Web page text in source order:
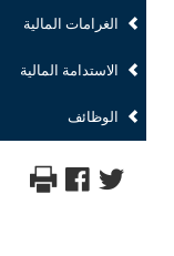
الغرامات المالية
الاستدامة المالية
الوظائف